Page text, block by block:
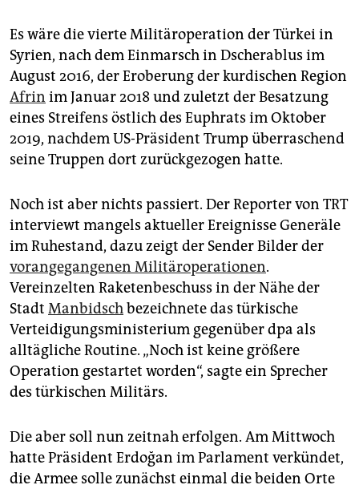
Es wäre die vierte Militäroperation der Türkei in
Syrien, nach dem Einmarsch in Dscherablus im
August 2016, der Eroberung der kurdischen Region
Afrin im Januar 2018 und zuletzt der Besatzung
eines Streifens östlich des Euphrats im Oktober
2019, nachdem US-Präsident Trump überraschend
seine Truppen dort zurückgezogen hatte.
Noch ist aber nichts passiert. Der Reporter von TRT
interviewt mangels aktueller Ereignisse Generäle
im Ruhestand, dazu zeigt der Sender Bilder der
vorangegangenen Militäroperationen.
Vereinzelten Raketenbeschuss in der Nähe der
Stadt Manbidschbezeichnete das türkische
Verteidigungsministerium gegenüber dpa als
alltägliche Routine. „Noch ist keine größere
Operation gestartet worden“, sagte ein Sprecher
des türkischen Militärs.
Die aber soll nun zeitnah erfolgen. Am Mittwoch
hatte Präsident Erdoğan im Parlament verkündet,
die Armee solle zunächst einmal die beiden Orte